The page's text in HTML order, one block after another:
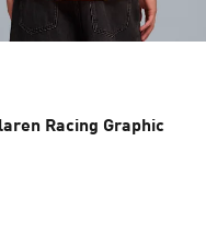
Racing Graphic